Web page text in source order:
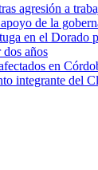
agresión a
de la
en el Dorado
años
en
integrante del